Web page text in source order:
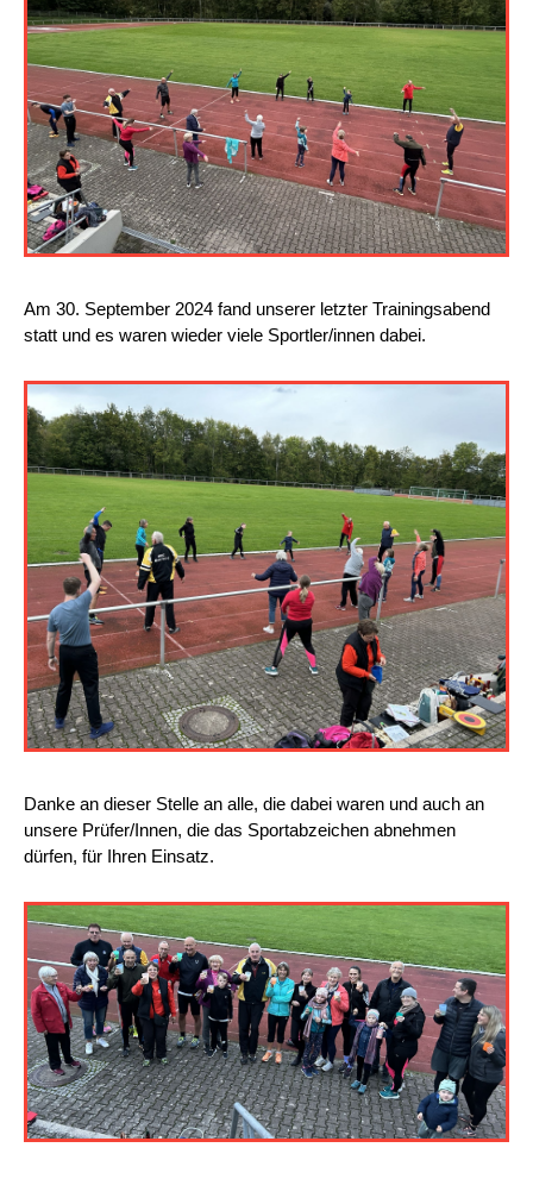
Am 30. September 2024 fand unserer letzter Trainingsabend
statt und es waren wieder viele Sportler/innen dabei.
Danke an dieser Stelle an alle, die dabei waren und auch an
unsere Prüfer/Innen, die das Sportabzeichen abnehmen
dürfen, für Ihren Einsatz.